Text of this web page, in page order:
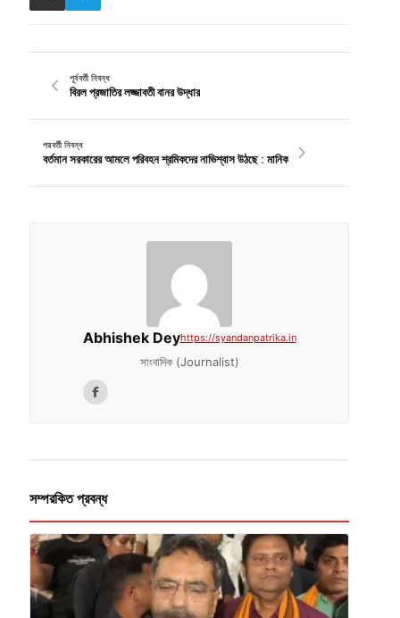
পূর্ববর্তী নিবন্ধ
বিরল প্রজাতির লজ্জাবতী বানর উদ্ধার
পরবর্তী নিবন্ধ
বর্তমান সরকারের আমলে পরিবহন শ্রমিকদের নাভিশ্বাস উঠছে : মানিক
Abhishek Deyhttps://syandanpatrika.in
সাংবাদিক (Journalist)
সম্পরকিত প্রবন্ধ